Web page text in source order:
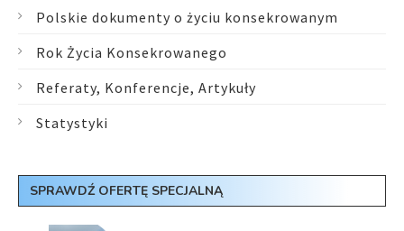
Polskie dokumenty o życiu konsekrowanym
Rok Życia Konsekrowanego
Referaty, Konferencje, Artykuły
Statystyki
SPRAWDŹ OFERTĘ SPECJALNĄ